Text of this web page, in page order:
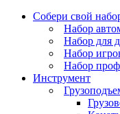
Собери свой
Набор
Набор для
Набор
Набор
Инструмент